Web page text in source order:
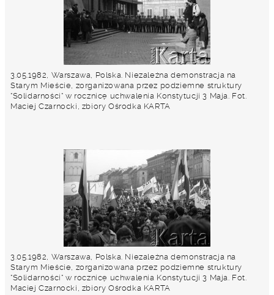
3.05.1982, Warszawa, Polska. Niezależna demonstracja na
Starym Mieście, zorganizowana przez podziemne struktury
"Solidarności" w rocznicę uchwalenia Konstytucji 3 Maja. Fot.
Maciej Czarnocki, zbiory Ośrodka KARTA
3.05.1982, Warszawa, Polska. Niezależna demonstracja na
Starym Mieście, zorganizowana przez podziemne struktury
"Solidarności" w rocznicę uchwalenia Konstytucji 3 Maja. Fot.
Maciej Czarnocki, zbiory Ośrodka KARTA